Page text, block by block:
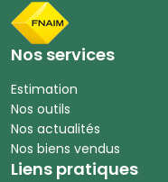
Nos services
Estimation
Nos outils
Nos actualités
Nos biens vendus
Liens pratiques